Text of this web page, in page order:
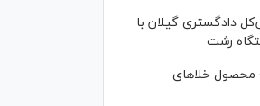
دادگستری گیلان با
محصول خلا‌های